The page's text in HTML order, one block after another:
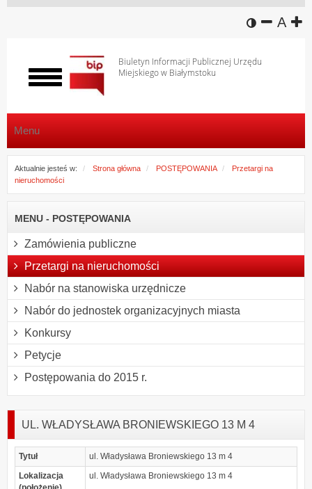
wersja
A
Biuletyn Informacji Publicznej Urzędu
Miejskiego w Białymstoku
Włącz
menu
Menu
Aktualnie jesteś w: Strona główna POSTĘPOWANIA
Przetargi na
nieruchomości
MENU - POSTĘPOWANIA
Zamówienia publiczne
Przetargi na nieruchomości
Nabór na stanowiska urzędnicze
Nabór do jednostek organizacyjnych miasta
Konkursy
Petycje
Postępowania do 2015 r.
UL. WŁADYSŁAWA BRONIEWSKIEGO 13 M 4
Tytuł
ul. Władysława Broniewskiego 13 m 4
Lokalizacja
ul. Władysława Broniewskiego 13 m 4